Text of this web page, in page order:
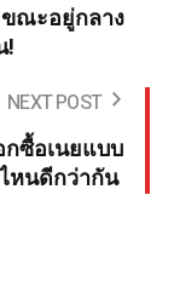
ขณะอยู่กลาง
!
NEXT POST
กซื้อเนยแบบ
ไหนดีกว่ากัน